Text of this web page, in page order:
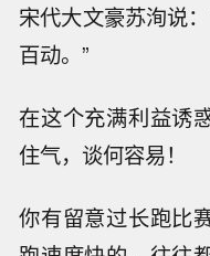
宋代大文豪苏洵说
百动。”
在这个充满利益诱
住气，谈何容易！
你有留意过长跑比